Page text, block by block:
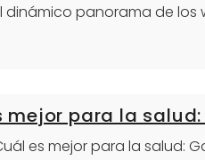
dinámico panorama de los
mejor para la
es mejor para la salud: